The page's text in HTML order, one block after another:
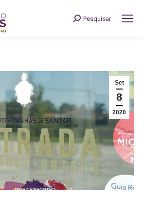
Search:
Pesquisar
Set
8
2020